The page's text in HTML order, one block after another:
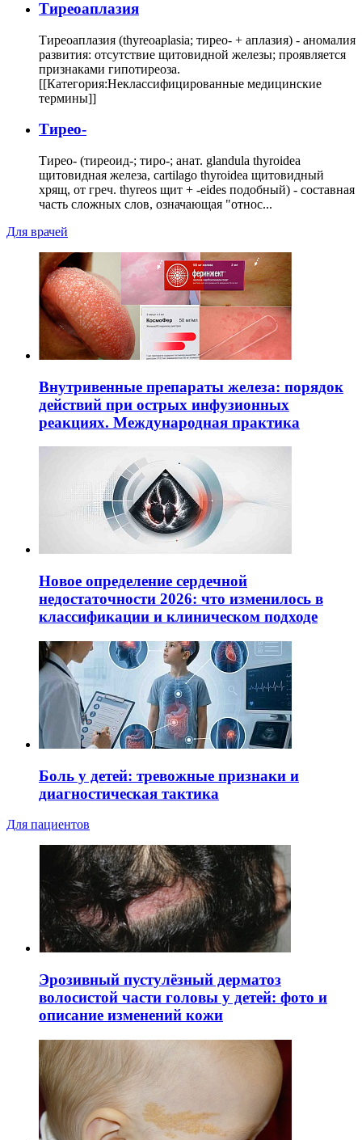
Тиреоаплазия
Тиреоаплазия (thyreoaplasia; тирео- + аплазия) - аномалия
развития: отсутствие щитовидной железы; проявляется
признаками гипотиреоза.
[[Категория:Неклассифицированные медицинские
термины]]
Тирео-
Тирео- (тиреоид-; тиро-; анат. glandula thyroidea
щитовидная железа, cartilago thyroidea щитовидный
хрящ, от греч. thyreos щит + -eides подобный) - составная
часть сложных слов, означающая "относ...
Для врачей
Внутривенные препараты железа: порядок
действий при острых инфузионных
реакциях. Международная практика
Новое определение сердечной
недостаточности 2026: что изменилось в
классификации и клиническом подходе
Боль у детей: тревожные признаки и
диагностическая тактика
Для пациентов
Эрозивный пустулёзный дерматоз
волосистой части головы у детей: фото и
описание изменений кожи